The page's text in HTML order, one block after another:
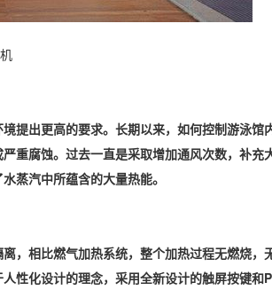
提出更高的要求。长期以来，如何控制游泳馆
重腐蚀。过去一直是采取增加通风次数，补充
蒸汽中所蕴含的大量热能。
，相比燃气加热系统，整个加热过程无燃烧，
性化设计的理念，采用全新设计的触屏按键和